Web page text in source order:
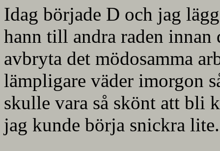
Idag började D och jag
hann till andra raden
avbryta det mödosamma
lämpligare väder imorgon
skulle vara så skönt att bli
jag kunde börja snickra lite.